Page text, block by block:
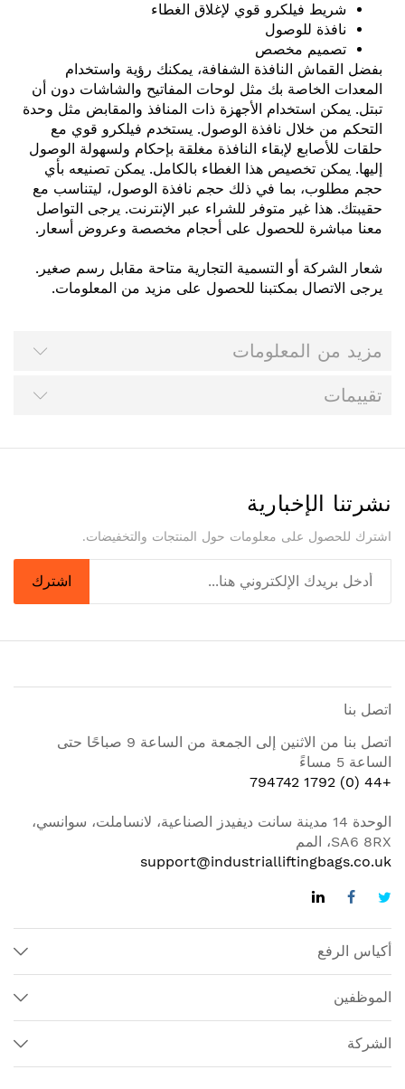
شريط فيلكرو قوي لإغلاق الغطاء
نافذة للوصول
تصميم مخصص
بفضل القماش النافذة الشفافة، يمكنك رؤية واستخدام
المعدات الخاصة بك مثل لوحات المفاتيح والشاشات دون أن
تبتل. يمكن استخدام الأجهزة ذات المنافذ والمقابض مثل وحدة
التحكم من خلال نافذة الوصول. يستخدم فيلكرو قوي مع
حلقات للأصابع لإبقاء النافذة مغلقة بإحكام ولسهولة الوصول
إليها. يمكن تخصيص هذا الغطاء بالكامل. يمكن تصنيعه بأي
حجم مطلوب، بما في ذلك حجم نافذة الوصول، ليتناسب مع
حقيبتك. هذا غير متوفر للشراء عبر الإنترنت. يرجى التواصل
معنا مباشرة للحصول على أحجام مخصصة وعروض أسعار.
شعار الشركة أو التسمية التجارية متاحة مقابل رسم صغير.
يرجى الاتصال بمكتبنا للحصول على مزيد من المعلومات.
مزيد من المعلومات
تقييمات
نشرتنا الإخبارية
اشترك للحصول على معلومات حول المنتجات والتخفيضات.
اشترك
اتصل بنا
اتصل بنا من الاثنين إلى الجمعة من الساعة 9 صباحًا حتى
الساعة 5 مساءً
+44 (0) 1792 794742
الوحدة 14 مدينة سانت ديفيدز الصناعية، لانساملت، سوانسي،
SA6 8RX، المم
support@industrialliftingbags.co.uk
أكياس الرفع
الموظفين
الشركة